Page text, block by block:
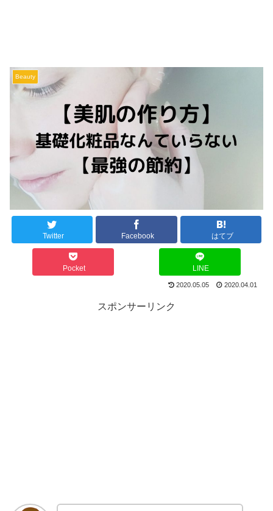
Beauty
Twitter Facebook はてブ
Pocket LINE
2020.05.05 2020.04.01
スポンサーリンク